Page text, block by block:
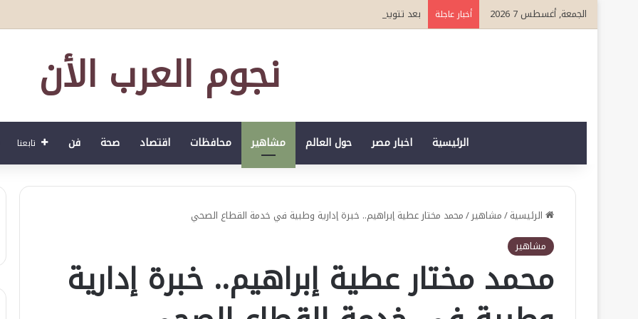
الجمعة, أغسطس 7 2026 أخبار عاجلة بعد تتويجه قائدا مؤثرا في القطاع الصحي العمري : وكيلا بمنظمة الامم المتحدة للتدريب والاعلام ال UN MTC بالمملكة ودول الخليج العربي
نجوم العرب الأن
الرئيسية اخبار مصر حول العالم مشاهير محافظات اقتصاد صحة فن تابعنا
الرئيسية/مشاهير/محمد مختار عطية إبراهيم.. خبرة إدارية وطبية في خدمة القطاع الصحي
مشاهير
محمد مختار عطية إبراهيم.. خبرة إدارية